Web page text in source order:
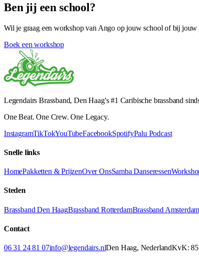
Ben jij een school?
Wil je graag een workshop van Ango op jouw school of bij
Boek een workshop
Legendairs Brassband, Den Haag's #1 Caribische brassband
One Beat. One Crew. One Legacy.
InstagramTikTokYouTubeFacebookSpotifyPalu Podcast
Snelle links
HomePakketten & PrijzenOver OnsSamba Danseressen
Steden
Brassband Den HaagBrassband RotterdamBrassband
Contact
06 31 24 81 07info@legendairs.nlDen Haag, NederlandKvK: